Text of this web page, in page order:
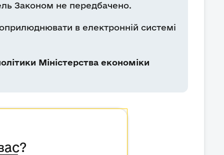
Законом не передбачено.
в електронній системі
Міністерства економіки